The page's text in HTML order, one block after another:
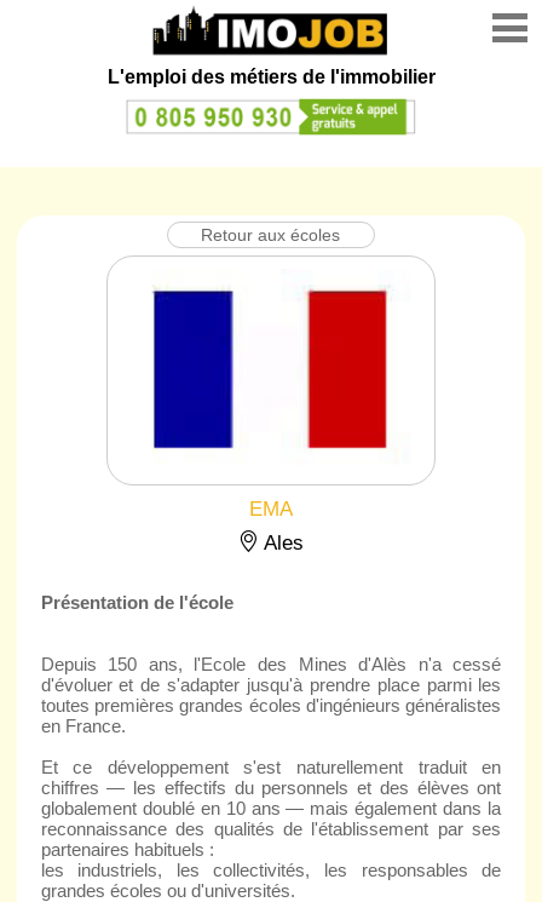
L'emploi des métiers de l'immobilier
Retour aux écoles
EMA
Ales
Présentation de l'école
Depuis 150 ans, l'Ecole des Mines d'Alès n'a cessé
d'évoluer et de s'adapter jusqu'à prendre place parmi les
toutes premières grandes écoles d'ingénieurs généralistes
en France.
Et ce développement s'est naturellement traduit en
chiffres — les effectifs du personnels et des élèves ont
globalement doublé en 10 ans — mais également dans la
reconnaissance des qualités de l'établissement par ses
partenaires habituels :
les industriels, les collectivités, les responsables de
grandes écoles ou d'universités.